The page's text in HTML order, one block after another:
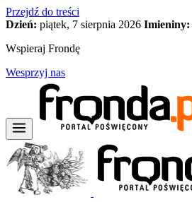
Przejdź do treści
Dzień: piątek, 7 sierpnia 2026 Imieniny:
Wspieraj Frondę
Wesprzyj nas